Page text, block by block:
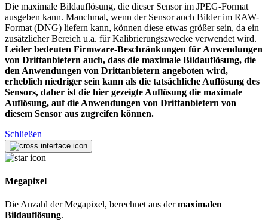
Die maximale Bildauflösung, die dieser Sensor im JPEG-Format
ausgeben kann. Manchmal, wenn der Sensor auch Bilder im RAW-
Format (DNG) liefern kann, können diese etwas größer sein, da ein
zusätzlicher Bereich u.a. für Kalibrierungszwecke verwendet wird.
Leider bedeuten Firmware-Beschränkungen für Anwendungen
von Drittanbietern auch, dass die maximale Bildauflösung, die
den Anwendungen von Drittanbietern angeboten wird,
erheblich niedriger sein kann als die tatsächliche Auflösung des
Sensors, daher ist die hier gezeigte Auflösung die maximale
Auflösung, auf die Anwendungen von Drittanbietern von
diesem Sensor aus zugreifen können.
Schließen
Megapixel
Die Anzahl der Megapixel, berechnet aus dermaximalen
Bildauflösung.